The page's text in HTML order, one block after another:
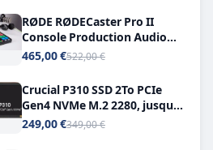
RØDE RØDECaster Pro II
Console Production Audio
Tout-en-Un, Bluetooth et
465,00 €522,00 €
Crucial P310 SSD 2To PCIe
Gen4 NVMe M.2 2280, jusqu’à
7.100 Mo/s
249,00 €349,00 €